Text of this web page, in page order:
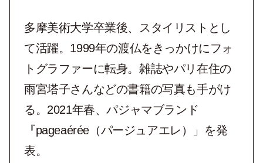
多摩美術大学卒業後、スタイリストとし
て活躍。1999年の渡仏をきっかけにフォ
トグラファーに転身。雑誌やパリ在住の
雨宮塔子さんなどの書籍の写真も手がけ
る。2021年春、パジャマブランド
『pageaérée（パージュアエレ）」を発
表。